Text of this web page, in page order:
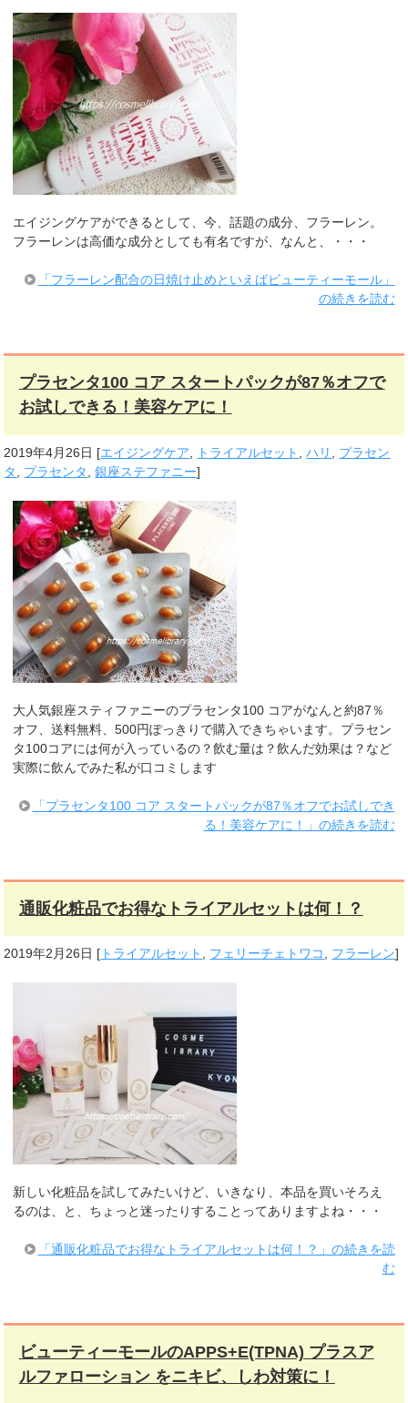
エイジングケアができるとして、今、話題の成分、フラーレン。
フラーレンは高価な成分としても有名ですが、なんと、・・・
「フラーレン配合の日焼け止めといえばビューティーモール」
の続きを読む
プラセンタ100 コア スタートパックが87％オフで
お試しできる！美容ケアに！
2019年4月26日 [エイジングケア トライアルセット ,ハリ
プラセン
タ
プラセンタ ,銀座ステファニー]
大人気銀座スティファニーのプラセンタ100 コアがなんと約87％
オフ、送料無料、500円ぽっきりで購入できちゃいます。プラセン
タ100コアには何が入っているの？飲む量は？飲んだ効果は？など
実際に飲んでみた私が口コミします
「プラセンタ100 コア スタートパックが87％オフでお試しでき
る！美容ケアに！」の続きを読む
通販化粧品でお得なトライアルセットは何！？
2019年2月26日 [ トライアルセット フェリーチェトワコ フラーレン]
新しい化粧品を試してみたいけど、いきなり、本品を買いそろえ
るのは、と、ちょっと迷ったりすることってありますよね・・・
「通販化粧品でお得なトライアルセットは何！？」の続きを読
む
ビューティーモールのAPPS+E(TPNA) プラスア
ルファローション をニキビ、しわ対策に！